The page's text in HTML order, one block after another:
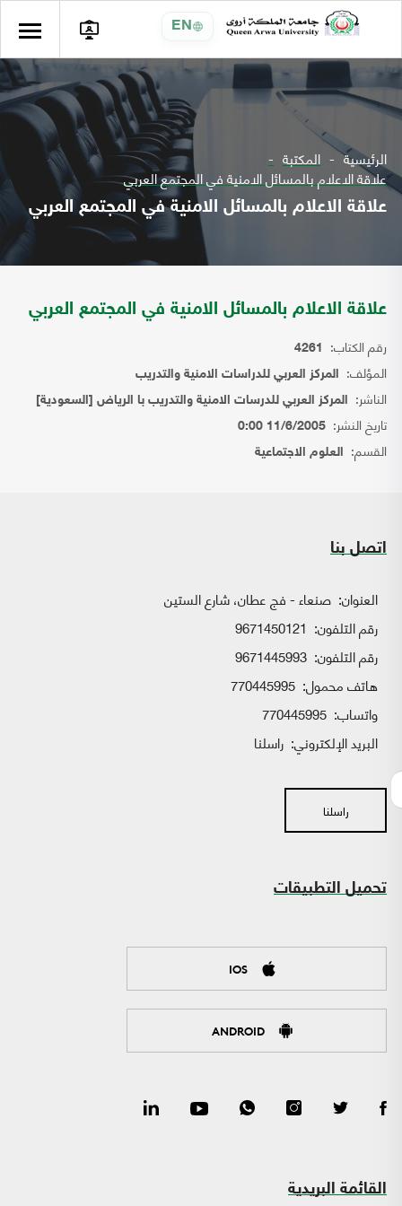
EN
الرئيسية المكتبة
علاقة الاعلام بالمسائل الامنية في المجتمع العربي
علاقة الاعلام بالمسائل الامنية في المجتمع العربي
علاقة الاعلام بالمسائل الامنية في المجتمع العربي
رقم الكتاب: 4261
المؤلف: المركز العربي للدراسات الامنية والتدريب
الناشر: المركز العربي للدرسات الامنية والتدريب با الرياض [السعودية]
تاريخ النشر: 11/6/2005 0:00
القسم: العلوم الاجتماعية
اتصل بنا
العنوان: صنعاء - فج عطان، شارع الستين
رقم التلفون: 9671450121
رقم التلفون: 9671445993
هاتف محمول: 770445995
واتساب:
البريد الإلكتروني: راسلنا
راسلنا
تحميل التطبيقات
IOS
ANDROID
القائمة البريدية